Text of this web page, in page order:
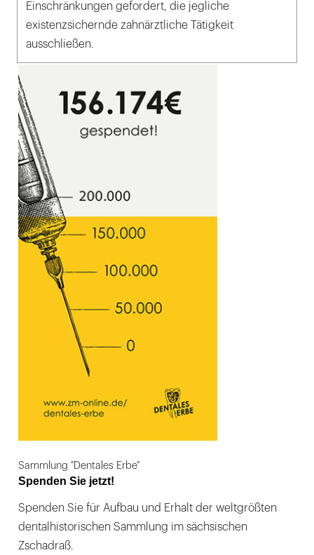
Einschränkungen gefordert, die jegliche
existenzsichernde zahnärztliche Tätigkeit
ausschließen.
Sammlung "Dentales Erbe"
Spenden Sie jetzt!
Spenden Sie für Aufbau und Erhalt der weltgrößten
dentalhistorischen Sammlung im sächsischen
Zschadraß.